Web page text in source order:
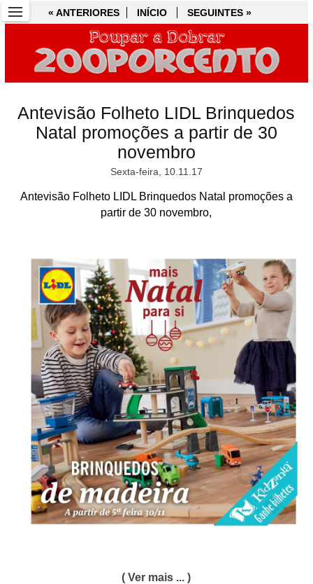
« ANTERIORES INÍCIO SEGUINTES »
Antevisão Folheto LIDL Brinquedos
Natal promoções a partir de 30
novembro
Sexta-feira, 10.11.17
Antevisão Folheto LIDL Brinquedos Natal promoções a
partir de 30 novembro,
( Ver mais ... )
« ANTERIORES INÍCIO SEGUINTES »